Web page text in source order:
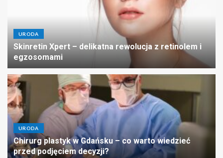
URODA
Skinretin Xpert – delikatna rewolucja z retinolem i
egzosomami
URODA
Chirurg plastyk w Gdańsku – co warto wiedzieć
przed podjęciem decyzji?